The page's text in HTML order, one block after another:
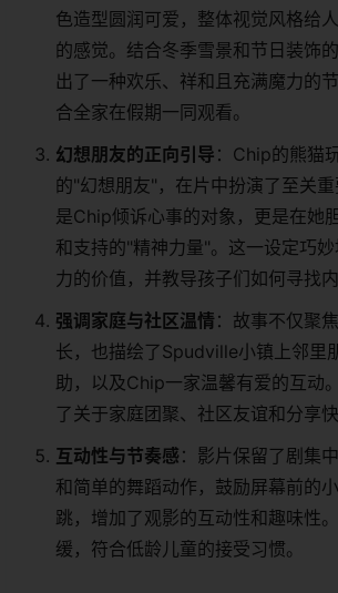
色造型圆润可爱，整体视觉风格给
的感觉。结合冬季雪景和节日装饰
出了一种欢乐、祥和且充满魔力的
合全家在假期一同观看。
​幻想朋友的正向引导​ ：Chip的熊猫
的"幻想朋友"，在片中扮演了至关
是Chip倾诉心事的对象，更是在她
和支持的"精神力量"。这一设定巧
力的价值，并教导孩子们如何寻找内
​强调家庭与社区温情​ ：故事不仅聚
长，也描绘了Spudville小镇上邻里
助，以及Chip一家温馨有爱的互动
了关于家庭团聚、社区友谊和分享快
​互动性与节奏感​ ：影片保留了剧集
和简单的舞蹈动作，鼓励屏幕前的
跳，增加了观影的互动性和趣味性
缓，符合低龄儿童的接受习惯。